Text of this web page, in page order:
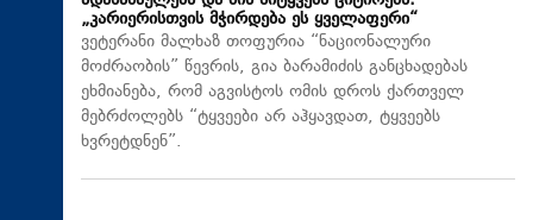
„კარიერისთვის მჭირდება ეს ყველაფერი“
ვეტერანი მალხაზ თოფურია “ნაციონალური
მოძრაობის” წევრის, გია ბარამიძის განცხადებას
ეხმიანება, რომ აგვისტოს ომის დროს ქართველ
მებრძოლებს “ტყვეები არ აჰყავდათ, ტყვეებს
ხვრეტდნენ”.